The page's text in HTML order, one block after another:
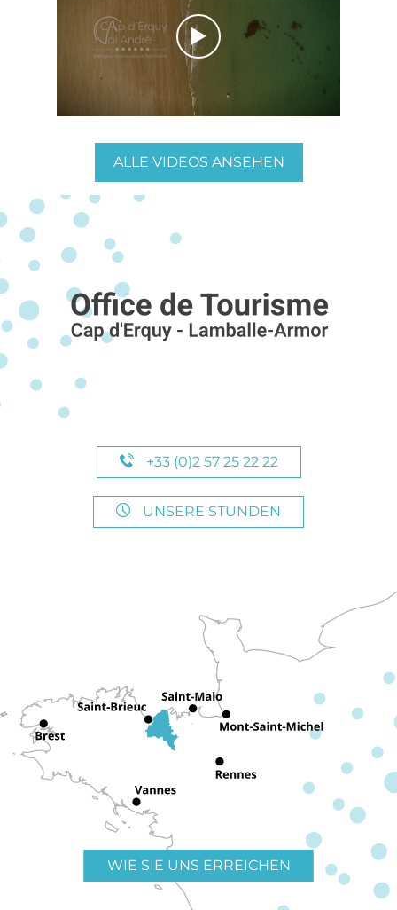
ALLE VIDEOS ANSEHEN
+33 (0)2 57 25 22 22
UNSERE STUNDEN
WIE SIE UNS ERREICHEN